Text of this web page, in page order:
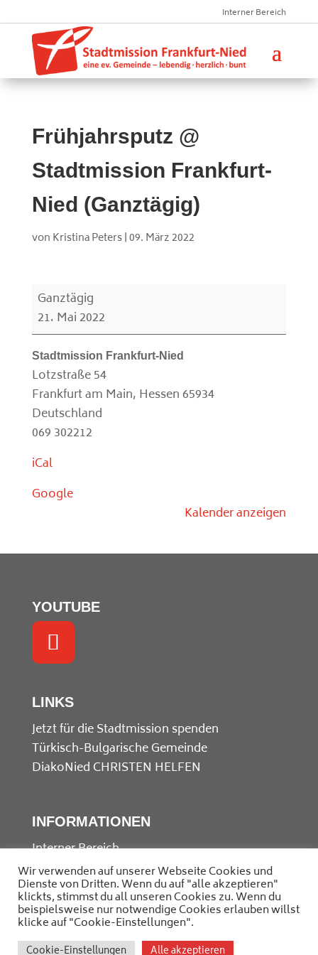
Interner Bereich
Frühjahrsputz @
Stadtmission Frankfurt-
Nied (Ganztägig)
von Kristina Peters|09. März 2022
Frühjahrsputz
@
Stadtmission
Frankfurt-
Nied
(Ganztägig)
Ganztägig
21. Mai 2022
Stadtmission Frankfurt-Nied
Lotzstraße 54
Frankfurt am Main, Hessen65934
Deutschland
069 302212
iCal
Google
Kalender anzeigen
YOUTUBE
LINKS
Jetzt für die Stadtmission spenden
Türkisch-Bulgarische Gemeinde
DiakoNied CHRISTEN HELFEN
INFORMATIONEN
Interner Bereich
Kontakt
Datenschutz
Impressum
© 2025 Stadtmission Frankfurt-Nied
Wir verwenden auf unserer Webseite Cookies und
Dienste von Dritten. Wenn du auf "alle akzeptieren"
klickts, stimmst du all unseren Cookies zu. Wenn du
beispielsweise nur notwendige Cookies erlauben willst
klicke auf "Cookie-Einstellungen".